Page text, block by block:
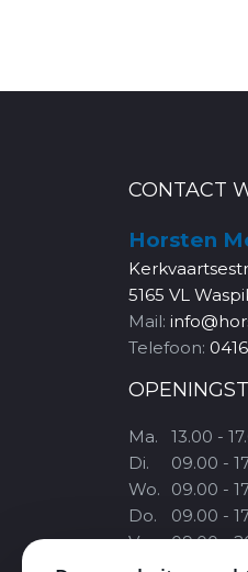
CONTACT
Horsten
5165 VL
Mail:
Telefoon:
Ma.
Di.
Wo.
Do.
Vr.
Za.
13.00 -
09.00 -
09.00 -
09.00 -
09.00 -
09.30 -